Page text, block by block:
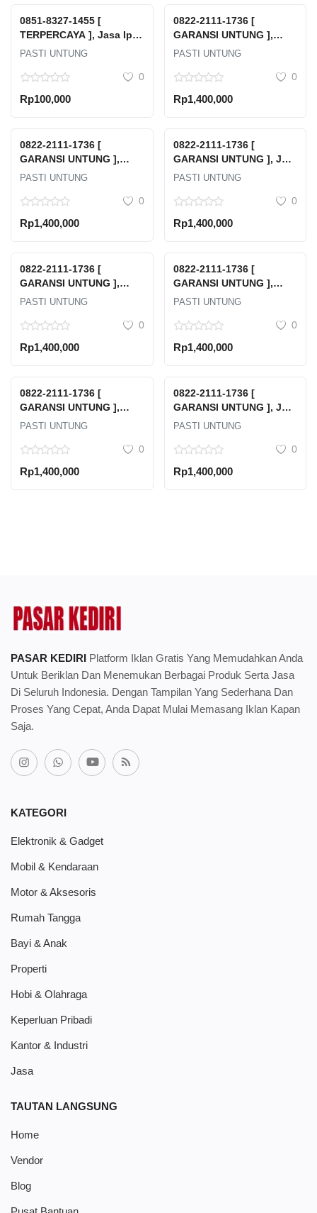
0851-8327-1455 [
TERPERCAYA ], Jasa Ipal
Timor Tengah Selatan
PASTI UNTUNG
0
Rp100,000
0822-2111-1736 [
GARANSI UNTUNG ],
Harga Emas Cukim Hari
Baru
PASTI UNTUNG
0
Rp1,400,000
0822-2111-1736 [
GARANSI UNTUNG ],
Harga Emas Cukim Hari
PASTI UNTUNG
0
Rp1,400,000
0822-2111-1736 [
GARANSI UNTUNG ], Jual
Emas Hasil Tambang
PASTI UNTUNG
0
Rp1,400,000
0822-2111-1736 [
GARANSI UNTUNG ],
Harga Emas Cukim Hari
PASTI UNTUNG
0
Rp1,400,000
0822-2111-1736 [
GARANSI UNTUNG ],
Harga Emas Cukim
PASTI UNTUNG
0
Rp1,400,000
0822-2111-1736 [
GARANSI UNTUNG ],
Harga Emas Cukim Hari
PASTI UNTUNG
0
Rp1,400,000
0822-2111-1736 [
GARANSI UNTUNG ], Jual
Emas Hasil Tambang
PASTI UNTUNG
0
Rp1,400,000
PASAR KEDIRI Platform Iklan Gratis Yang Memudahkan Anda
Untuk Beriklan Dan Menemukan Berbagai Produk Serta Jasa
Di Seluruh Indonesia. Dengan Tampilan Yang Sederhana Dan
Proses Yang Cepat, Anda Dapat Mulai Memasang Iklan Kapan
Saja.
KATEGORI
Elektronik & Gadget
Mobil & Kendaraan
Motor & Aksesoris
Rumah Tangga
Bayi & Anak
Properti
Hobi & Olahraga
Keperluan Pribadi
Kantor & Industri
Jasa
TAUTAN LANGSUNG
Home
Vendor
Blog